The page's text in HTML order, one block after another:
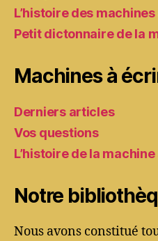
L’histoire des
Petit dictonnaire de la
Machines à
Derniers articles
Vos questions
L’histoire de la
Notre
Nous avons constitué